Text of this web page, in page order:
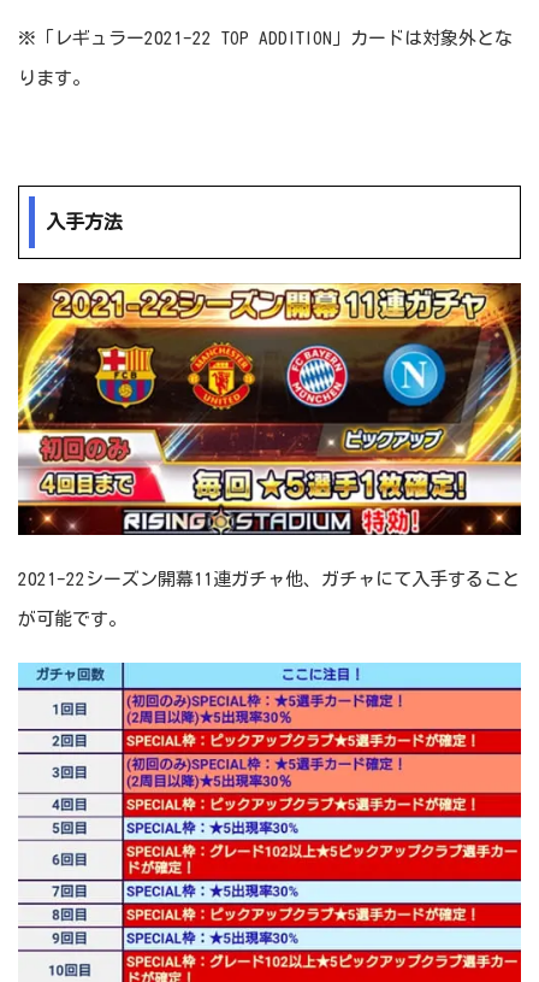
※「レギュラー2021-22 TOP ADDITION」カードは対象外とな
ります。
入手方法
2021-22シーズン開幕11連ガチャ他、ガチャにて入手すること
が可能です。